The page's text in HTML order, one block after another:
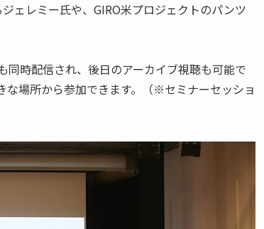
ェレミー氏や、GIRO米プロジェクトのパンツ
時配信され、後日のアーカイブ視聴も可能で
な場所から参加できます。（※セミナーセッショ